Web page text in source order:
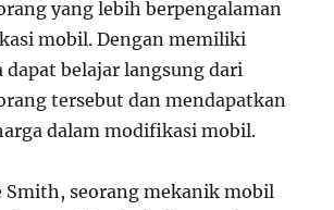
yang lebih berpengalaman
mobil. Dengan memiliki
dapat belajar langsung dari
tersebut dan mendapatkan
dalam modifikasi mobil.
Smith, seorang mekanik mobil